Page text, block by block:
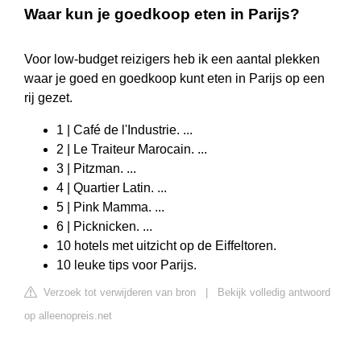
Waar kun je goedkoop eten in Parijs?
Voor low-budget reizigers heb ik een aantal plekken
waar je goed en goedkoop kunt eten in Parijs op een
rij gezet.
1 | Café de l'Industrie. ...
2 | Le Traiteur Marocain. ...
3 | Pitzman. ...
4 | Quartier Latin. ...
5 | Pink Mamma. ...
6 | Picknicken. ...
10 hotels met uitzicht op de Eiffeltoren.
10 leuke tips voor Parijs.
Verzoek tot verwijderen van bron
Bekijk volledig antwoord
op alleenopreis.net